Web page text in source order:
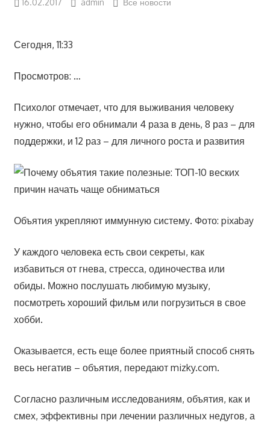
16.02.2017 admin Все новости
Сегодня, 11:33
Просмотров: …
Психолог отмечает, что для выживания человеку
нужно, чтобы его обнимали 4 раза в день, 8 раз – для
поддержки, и 12 раз – для личного роста и развития
Объятия укрепляют иммунную систему. Фото: pixabay
У каждого человека есть свои секреты, как
избавиться от гнева, стресса, одиночества или
обиды. Можно послушать любимую музыку,
посмотреть хороший фильм или погрузиться в свое
хобби.
Оказывается, есть еще более приятный способ снять
весь негатив – объятия, передают mizky.com.
Согласно различным исследованиям, объятия, как и
смех, эффективны при лечении различных недугов, а